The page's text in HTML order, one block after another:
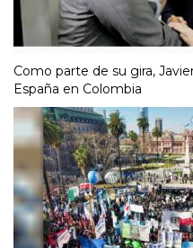
Como parte de su gira,
España en Colombia